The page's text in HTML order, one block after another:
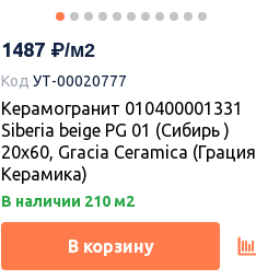
1487
Код УТ-00020777
Керамогранит 010400001331
Siberia beige PG 01 (Сибирь )
20х60, Gracia Ceramica (Грация
Керамика)
В наличии 210 м2
В корзину